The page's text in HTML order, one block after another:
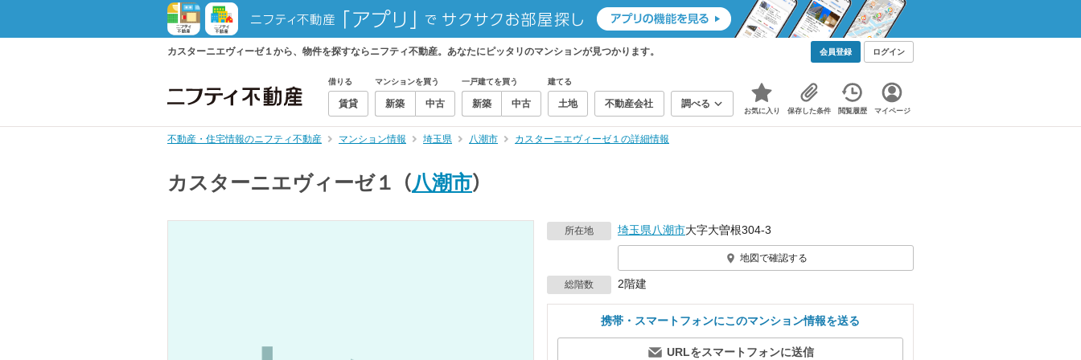
カスターニエヴィーゼ１から、物件を探すならニフティ不動産。あなたにピッタリのマンションが見つかります。 会員登録 ログイン
借りる
賃貸
マンションを買う
新築 中古
一戸建てを買う
新築 中古
建てる
土地 不動産会社 調べる
お気に入り 保存した条件 閲覧履歴 マイページ
不動産・住宅情報のニフティ不動産 マンション情報 埼玉県 八潮市 カスターニエヴィーゼ１の詳細情報
カスターニエヴィーゼ１ （八潮市）
所在地 埼玉県八潮市大字大曽根304‐3
地図で確認する
総階数 2階建
携帯・スマートフォンにこのマンション情報を送る
URLをスマートフォンに送信